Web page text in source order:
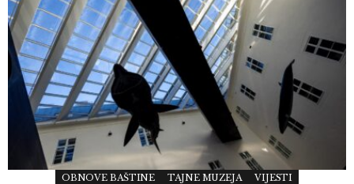
OBNOVE BAŠTINE TAJNE MUZEJA VIJESTI